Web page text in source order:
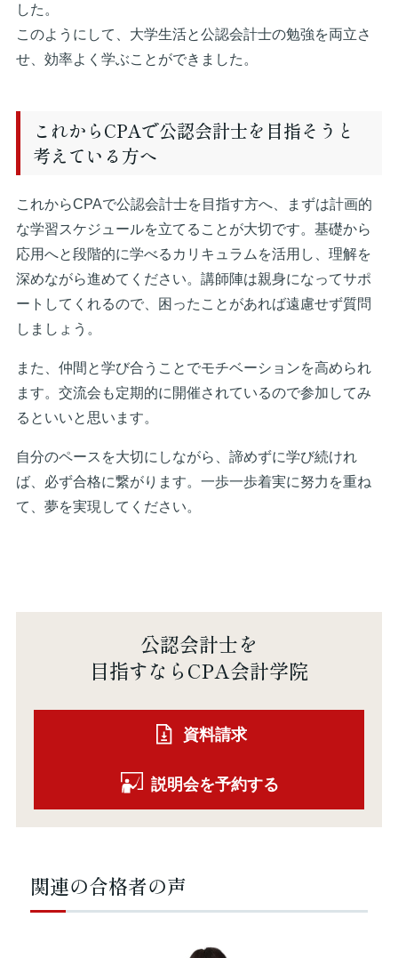
した。
このようにして、大学生活と公認会計士の勉強を両立さ
せ、効率よく学ぶことができました。
これからCPAで公認会計士を目指そうと
考えている方へ
これからCPAで公認会計士を目指す方へ、まずは計画的
な学習スケジュールを立てることが大切です。基礎から
応用へと段階的に学べるカリキュラムを活用し、理解を
深めながら進めてください。講師陣は親身になってサポ
ートしてくれるので、困ったことがあれば遠慮せず質問
しましょう。
また、仲間と学び合うことでモチベーションを高められ
ます。交流会も定期的に開催されているので参加してみ
るといいと思います。
自分のペースを大切にしながら、諦めずに学び続けれ
ば、必ず合格に繋がります。一歩一歩着実に努力を重ね
て、夢を実現してください。
公認会計士を
目指すならCPA会計学院
資料請求
説明会を予約する
関連の合格者の声